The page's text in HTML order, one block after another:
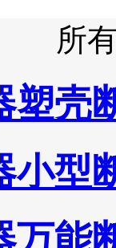
所
塑壳
小型
万能